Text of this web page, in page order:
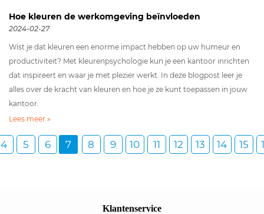
Hoe kleuren de werkomgeving beïnvloeden
2024-02-27
Wist je dat kleuren een enorme impact hebben op uw humeur en
productiviteit? Met kleurenpsychologie kun je een kantoor inrichten
dat inspireert en waar je met plezier werkt. In deze blogpost leer je
alles over de kracht van kleuren en hoe je ze kunt toepassen in jouw
kantoor.
Lees meer »
4 5 6 7 8 9 10 11 12 13 14 15
Klantenservice